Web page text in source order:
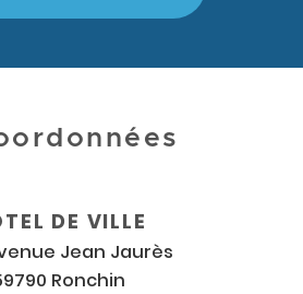
Coordonnées
horaires
DE VILLE
Jean Jaurès
Ronchin